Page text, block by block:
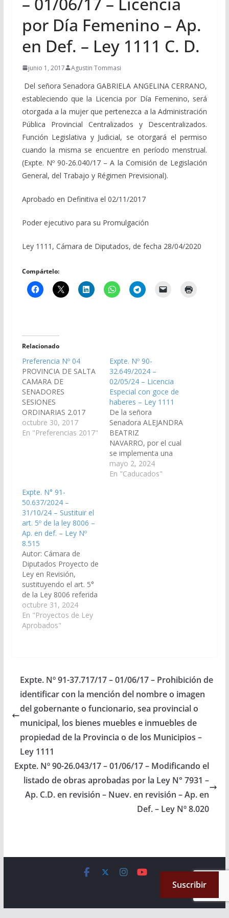
por Día Femenino – Ap.
en Def. – Ley 1111 C. D.
junio 1, 2017 Agustin Tommasi
Del señora Senadora GABRIELA ANGELINA CERRANO,
estableciendo que la Licencia por Día Femenino, será
otorgada a la mujer que pertenezca a la Administración
Pública Provincial Centralizados y Descentralizados.
Función Legislativa y Judicial, se otorgará el permiso
cuando la misma se encuentre en período menstrual.
(Expte. Nº 90-26.040/17 – A la Comisión de Legislación
General, del Trabajo y Régimen Previsional).
Aprobado en Definitiva el 02/11/2017
Poder ejecutivo para su Promulgación
Ley 1111, Cámara de Diputados, de fecha 28/04/2020
Compártelo:
Relacionado
Preferencia Nº 04
PROVINCIA DE SALTA
CAMARA DE
SENADORES
SESIONES
ORDINARIAS 2.017
PREFERENCIA Nº 04
(Asuntos con pedido
del día 02.11.17).
SUMARIO 1.- Proyecto
de Ley en revisión,
estableciendo que los
empleados de la
Administración Pública
Provincial,…
octubre 30, 2017
En "Preferencias 2017"
Expte. Nº 90-
32.649/2024 –
02/05/24 – Licencia
Especial con goce de
haberes – Ley 1111
De la señora
Senadora ALEJANDRA
BEATRIZ
NAVARRO, por el cual
se implementa una
Licencia Especial con
goce de haberes por 2
mayo 2, 2024
En "Caducados"
Expte. N° 91-
50.637/2024 –
31/10/24 – Sustituir el
art. 5º de la ley 8006 –
Ap. en def. – Ley Nº
8.515
Autor: Cámara de
Diputados Proyecto de
Ley en Revisión,
sustituyendo el art. 5°
de la Ley 8006 referida
a licencia por
maternidad y
paternidad. (Expte. N°
Previsional). Aprobado
en definitiva, el
20/11/2025 Poder
Ejecutivo para su
Promulgación. Ley Nº
8.515…
octubre 31, 2024
En "Proyectos de Ley
Aprobados"
Expte. Nº 91-37.717/17 – 01/06/17 – Prohibición de
identificar con la mención del nombre o imagen
del gobernante o funcionario, sea provincial o
municipal, los bienes muebles e inmuebles de
propiedad de la Provincia o de los Municipios –
Ley 1111
Expte. Nº 90-26.043/17 – 01/06/17 – Modificando el
listado de obras aprobadas por la Ley N° 7931 –
Ap. C.D. en revisión – Nuev. en revisión – Ap. en
Def. – Ley Nº 8.020
. All rights reserved.
by ThemeGrill. Powered byWordPress.
Suscribir